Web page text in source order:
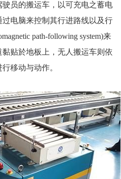
员的搬运车，以可充电之蓄电
电脑来控制其行进路线以及行
path-following system)来
贴於地板上，无人搬运车则依
移动与动作。